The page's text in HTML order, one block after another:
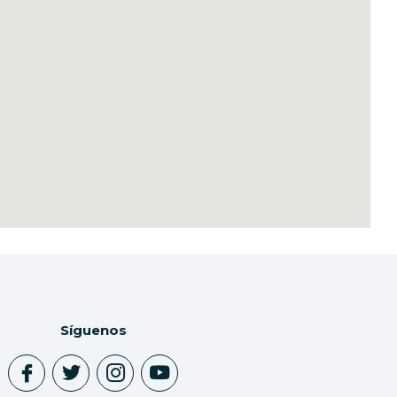
Síguenos